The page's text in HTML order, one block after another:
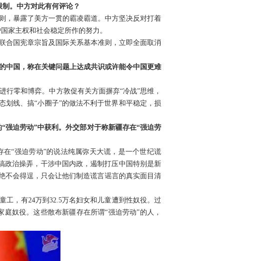
。中方对此有何评论？
，暴露了美方一贯的霸凌霸道。中方坚决反对打着
家主权和社会稳定所作的努力。
合国宪章宗旨及国际关系基本准则，立即全面取消
中国，称在关键问题上达成共识或许能令中国更难
零和博弈。中方敦促有关方面摒弃“冷战”思维，
线、搞“小圈子”的做法不利于世界和平稳定，损
强迫劳动”中获利。外交部对于称新疆存在“强迫劳
“强迫劳动”的说法纯属弥天大谎，是一个世纪谎
政治操弄，干涉中国内政，遏制打压中国特别是新
不会得逞，只会让他们制造谎言谣言的真实面目清
工，有24万到32.5万名妇女和儿童遭到性奴役。过
奴役。这些散布新疆存在所谓“强迫劳动”的人，